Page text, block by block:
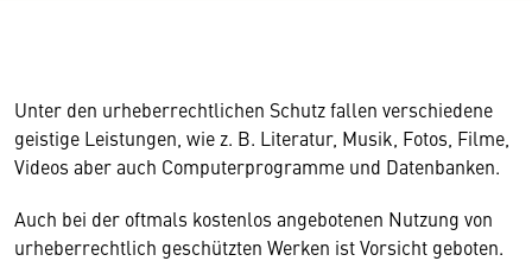
Unter den urheberrechtlichen Schutz fallen verschiedene
geistige Leistungen, wie z. B. Literatur, Musik, Fotos, Filme,
Videos aber auch Computerprogramme und Datenbanken.
Auch bei der oftmals kostenlos angebotenen Nutzung von
urheberrechtlich geschützten Werken ist Vorsicht geboten.